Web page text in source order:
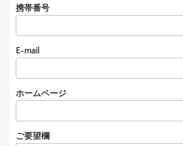
携帯番号
E-mail
ホームページ
ご要望欄